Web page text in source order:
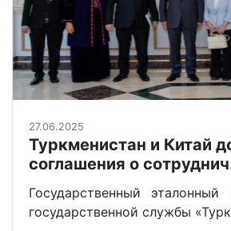
27.06.2025
Туркменистан и Китай
соглашения о
Государственный эталонный
государственной службы